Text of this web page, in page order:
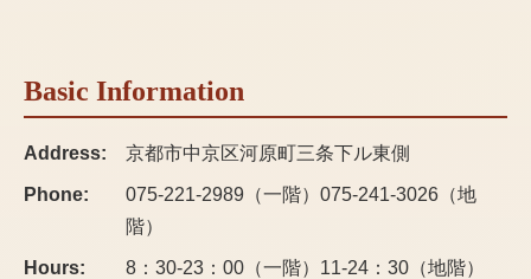
Basic Information
Address: 京都市中京区河原町三条下ル東側
Phone:
075-221-2989（一階）075-241-3026（地
階）
Hours:
8：30-23：00（一階）11-24：30（地階）